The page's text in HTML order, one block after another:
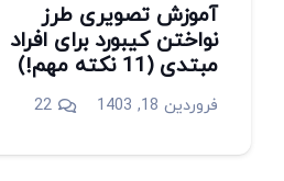
آموزش تصویری طرز
نواختن کیبورد برای افراد
مبتدی (11 نکته مهم!)
فروردین 18, 1403 22دیدگاه